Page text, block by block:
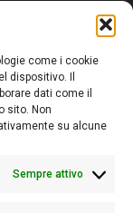
come i cookie
dispositivo. Il
dati come il
sito. Non
su alcune
Sempre attivo
“liberamente” i
rivolto al